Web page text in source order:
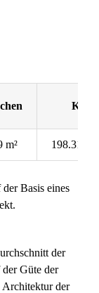
m² 198.317
Basis eines
der
Güte der
Architektur der